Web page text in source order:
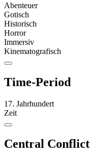
Abenteuer
Gotisch
Historisch
Horror
Immersiv
Kinematografisch
Time-Period
17. Jahrhundert
Zeit
Central Conflict